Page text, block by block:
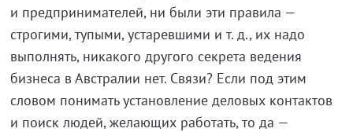
и предпринимателей, ни были эти правила —
строгими, тупыми, устаревшими и т. д., их надо
выполнять, никакого другого секрета ведения
бизнеса в Австралии нет. Связи? Если под этим
словом понимать установление деловых контактов
и поиск людей, желающих работать, то да —